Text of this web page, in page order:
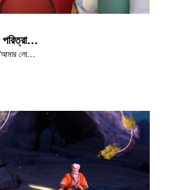
আমার লোকদের যেতে দেও! - পরিত্রাণের কবিতা
আমাদের জন্য খ্রীষ্টের ভালবাসার বার্তা "আমার লোকদের যেতে দাও!"